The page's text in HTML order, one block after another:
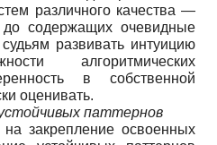
различного качества —
до содержащих очевидные
развивать интуицию
алгоритмических
в собственной
оценивать.
паттернов
закрепление освоенных